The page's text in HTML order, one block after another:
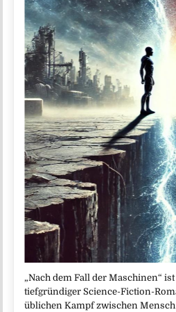
„Nach dem Fall der Maschinen“
tiefgründiger Science-Fiction-
üblichen Kampf zwischen